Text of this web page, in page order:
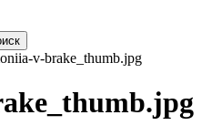
v-brake_thumb.jpg